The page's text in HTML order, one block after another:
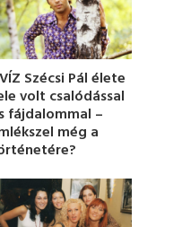
Szécsi Pál élete
volt csalódással
fájdalommal –
még a